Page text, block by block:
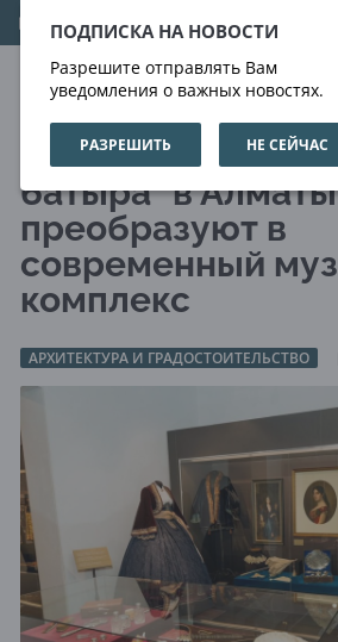
ПОДПИСКА НА НОВОСТИ
Разрешите отправлять Вам
уведомления о важных новостях.
РАЗРЕШИТЬ НЕ СЕЙЧАС
09.08.2026 20:30:24
Мавзолей
батыра" в Алматы
преобразуют в
современный
комплекс
АРХИТЕКТУРА И ГРАДОСТОИТЕЛЬСТВО